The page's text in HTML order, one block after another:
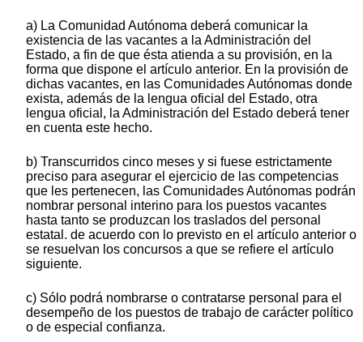
a) La Comunidad Autónoma deberá comunicar la
existencia de las vacantes a la Administración del
Estado, a fin de que ésta atienda a su provisión, en la
forma que dispone el artículo anterior. En la provisión de
dichas vacantes, en las Comunidades Autónomas donde
exista, además de la lengua oficial del Estado, otra
lengua oficial, la Administración del Estado deberá tener
en cuenta este hecho.
b) Transcurridos cinco meses y si fuese estrictamente
preciso para asegurar el ejercicio de las competencias
que les pertenecen, las Comunidades Autónomas podrán
nombrar personal interino para los puestos vacantes
hasta tanto se produzcan los traslados del personal
estatal. de acuerdo con lo previsto en el artículo anterior o
se resuelvan los concursos a que se refiere el artículo
siguiente.
c) Sólo podrá nombrarse o contratarse personal para el
desempeño de los puestos de trabajo de carácter político
o de especial confianza.